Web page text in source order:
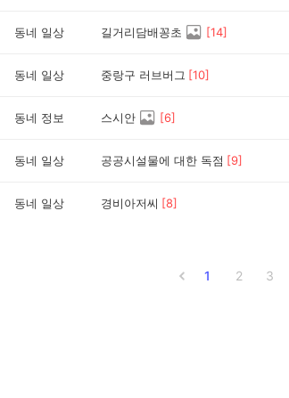
동네 일상 길거리담배꽁초 [14]
동네 일상 중랑구 러브버그 [10]
동네 정보 스시안 [6]
동네 일상 공공시설물에 대한 독점 [9]
동네 일상 경비아저씨 [8]
1 2 3